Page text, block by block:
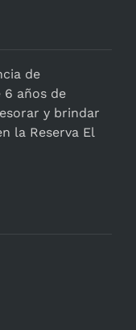
de
años de
y brindar
la Reserva El